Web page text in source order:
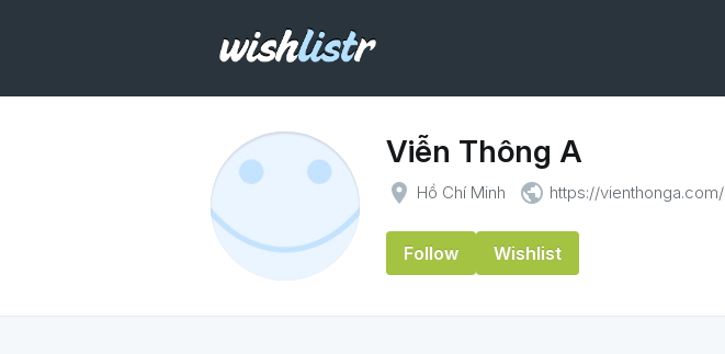
Viễn Thông A
place Hồ Chí Minh public https://vienthonga.com/
Follow Wishlist